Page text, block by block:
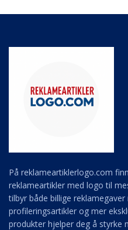
tilbud
På reklameartiklerlogo.com
reklameartikler med logo til
tilbyr både billige
profileringsartikler og mer
produkter hjelper deg å styrke